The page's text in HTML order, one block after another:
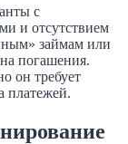
с
и отсутствием
займам или
погашения.
он требует
платежей.